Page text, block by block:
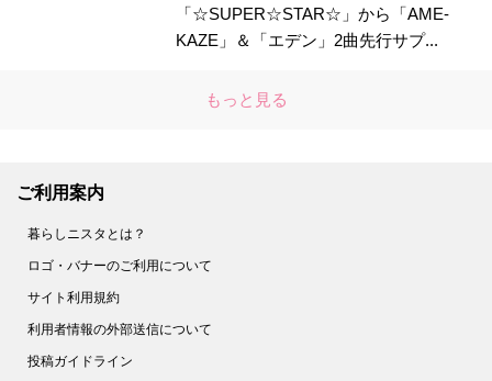
「☆SUPER☆STAR☆」から「AME-
KAZE」＆「エデン」2曲先行サプ...
もっと見る
ご利用案内
暮らしニスタとは？
ロゴ・バナーのご利用について
サイト利用規約
利用者情報の外部送信について
投稿ガイドライン